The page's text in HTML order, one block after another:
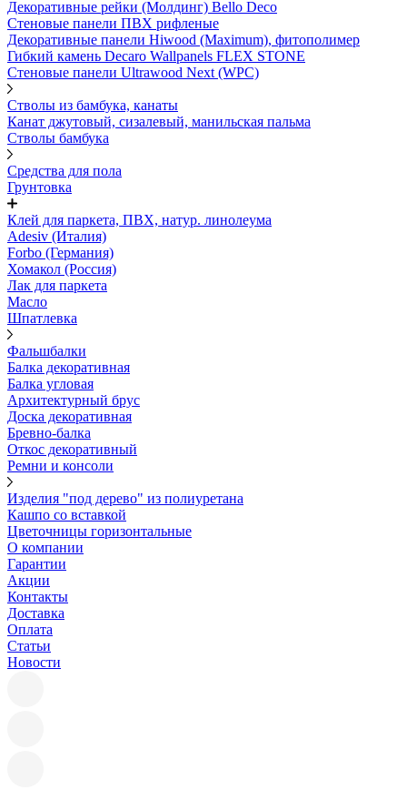
Декоративные рейки (Молдинг) Bello Deco
Стеновые панели ПВХ рифленые
Декоративные панели Hiwood (Maximum), фитополимер
Гибкий камень Decaro Wallpanels FLEX STONE
Стеновые панели Ultrawood Next (WPC)
Стволы из бамбука, канаты
Канат джутовый, сизалевый, манильская пальма
Стволы бамбука
Средства для пола
Грунтовка
Клей для паркета, ПВХ, натур. линолеума
Adesiv (Италия)
Forbo (Германия)
Хомакол (Россия)
Лак для паркета
Масло
Шпатлевка
Фальшбалки
Балка декоративная
Балка угловая
Архитектурный брус
Доска декоративная
Бревно-балка
Откос декоративный
Ремни и консоли
Изделия "под дерево" из полиуретана
Кашпо со вставкой
Цветочницы горизонтальные
О компании
Гарантии
Акции
Контакты
Доставка
Оплата
Статьи
Новости